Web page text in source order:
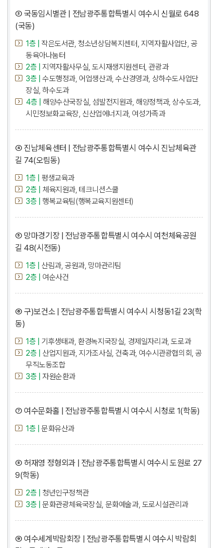
③ 국동임시별관 | 전남광주통합특별시 여수시 신월로 648
(국동)
1층 |
작은도서관, 청소년상담복지센터, 지역자활사업단, 공
동육아나눔터
2층 |
지역자활사무실, 도시재생지원센터, 관광과
3층 |
수도행정과, 어업생산과, 수산경영과, 상하수도사업단
장실, 하수도과
4층 |
해양수산국장실, 섬발전지원과, 해양정책과, 상수도과,
시민정보화교육장, 신산업에너지과, 여성가족과
④ 진남체육센터 | 전남광주통합특별시 여수시 진남체육관
길 74(오림동)
1층 |
평생교육과
2층 |
체육지원과, 테크니션스쿨
3층 |
행복교육팀(행복교육지원센터)
⑤ 망마경기장 | 전남광주통합특별시 여수시 여천체육공원
길 48(시전동)
1층 |
산림과, 공원과, 망마관리팀
2층 |
여순사건
⑥ 구)보건소 | 전남광주통합특별시 여수시 시청동1길 23(학
동)
1층 |
기후생태과, 환경녹지국장실, 경제일자리과, 도로과
2층 |
산업지원과, 지가조사실, 건축과, 여수시관광협의회, 공
무직노동조합
3층 |
자원순환과
⑦ 여수문화홀 | 전남광주통합특별시 여수시 시청로 1(학동)
1층 | 문화유산과
⑧ 허재영 정형외과 | 전남광주통합특별시 여수시 도원로 27
9(학동)
2층 |
청년인구정책관
3층 |
문화관광체육국장실, 문화예술과, 도로시설관리과
⑨ 여수세계박람회장 | 전남광주통합특별시 여수시 박람회